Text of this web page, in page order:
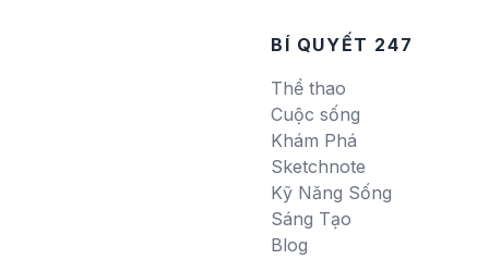
BÍ QUYẾT 247
Thể thao
Cuộc sống
Khám Phá
Sketchnote
Kỹ Năng Sống
Sáng Tạo
Blog